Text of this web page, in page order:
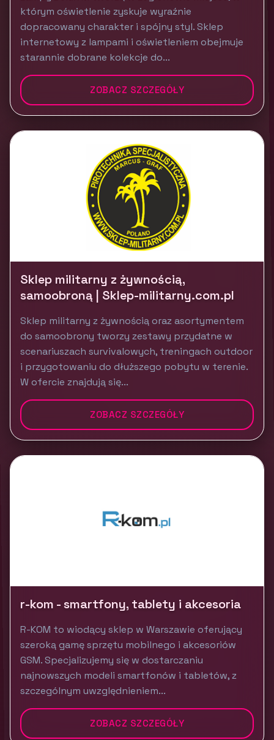
którym oświetlenie zyskuje wyraźnie
dopracowany charakter i spójny styl. Sklep
internetowy z lampami i oświetleniem obejmuje
starannie dobrane kolekcje do...
ZOBACZ SZCZEGÓŁY
Sklep militarny z żywnością,
samoobroną | Sklep-militarny.com.pl
Sklep militarny z żywnością oraz asortymentem
do samoobrony tworzy zestawy przydatne w
scenariuszach survivalowych, treningach outdoor
i przygotowaniu do dłuższego pobytu w terenie.
W ofercie znajdują się...
ZOBACZ SZCZEGÓŁY
r-kom - smartfony, tablety i akcesoria
R-KOM to wiodący sklep w Warszawie oferujący
szeroką gamę sprzętu mobilnego i akcesoriów
GSM. Specjalizujemy się w dostarczaniu
najnowszych modeli smartfonów i tabletów, z
szczególnym uwzględnieniem...
ZOBACZ SZCZEGÓŁY